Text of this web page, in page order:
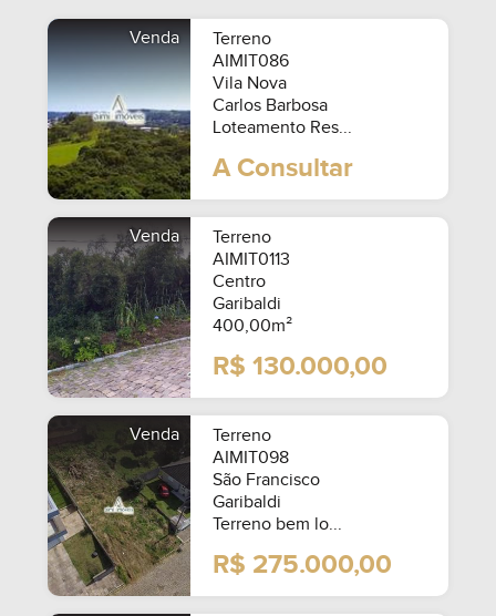
SEMIMOBILIADO
Venda
Terreno
AIMIT086
Vila Nova
Carlos Barbosa
Loteamento Res...
A Consultar
Venda
Terreno
AIMIT0113
Centro
Garibaldi
400,00m²
R$ 130.000,00
Venda
Terreno
AIMIT098
São Francisco
Garibaldi
Terreno bem lo...
R$ 275.000,00